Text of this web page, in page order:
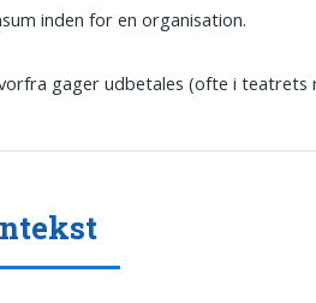
inden for en organisation.
gager udbetales (ofte i teatrets